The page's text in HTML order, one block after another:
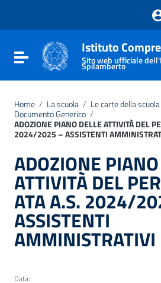
Vai al footer
Attiva / disattiva la navigazione
Istituto
Sito web ufficiale
Spilamberto
Home / La scuola / Le carte della scuola
Documento Generico /
ADOZIONE PIANO DELLE ATTIVITÀ DEL
2024/2025 – ASSISTENTI
ADOZIONE
ATTIVITÀ DEL
ATA A.S. 2024/
ASSISTENTI
AMMINISTRATIVI
Data: